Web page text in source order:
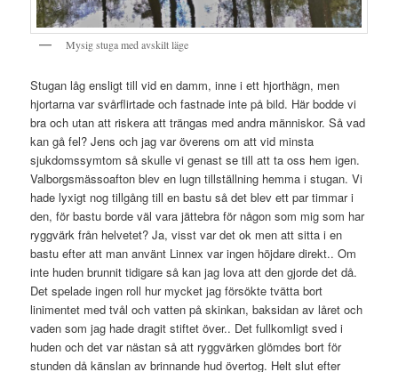
Mysig stuga med avskilt läge
Stugan låg ensligt till vid en damm, inne i ett hjorthägn, men
hjortarna var svårflirtade och fastnade inte på bild. Här bodde vi
bra och utan att riskera att trängas med andra människor. Så vad
kan gå fel? Jens och jag var överens om att vid minsta
sjukdomssymtom så skulle vi genast se till att ta oss hem igen.
Valborgsmässoafton blev en lugn tillställning hemma i stugan. Vi
hade lyxigt nog tillgång till en bastu så det blev ett par timmar i
den, för bastu borde väl vara jättebra för någon som mig som har
ryggvärk från helvetet? Ja, visst var det ok men att sitta i en
bastu efter att man använt Linnex var ingen höjdare direkt.. Om
inte huden brunnit tidigare så kan jag lova att den gjorde det då.
Det spelade ingen roll hur mycket jag försökte tvätta bort
linimentet med tvål och vatten på skinkan, baksidan av låret och
vaden som jag hade dragit stiftet över.. Det fullkomligt sved i
huden och det var nästan så att ryggvärken glömdes bort för
stunden då känslan av brinnande hud övertog. Helt slut efter